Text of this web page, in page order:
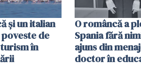
și un italian
de
în
O româncă a
Spania fără
ajuns din
doctor în